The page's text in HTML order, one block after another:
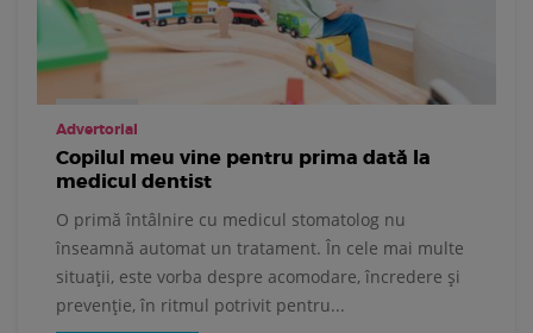
Advertorial
Copilul meu vine pentru prima dată la
medicul dentist
O primă întâlnire cu medicul stomatolog nu
înseamnă automat un tratament. În cele mai multe
situații, este vorba despre acomodare, încredere și
prevenție, în ritmul potrivit pentru...